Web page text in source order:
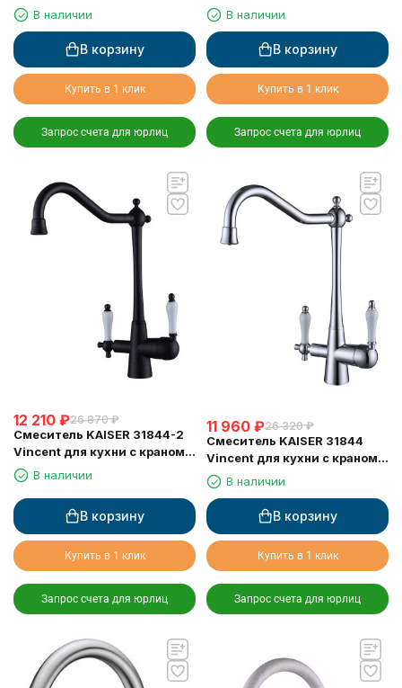
для питьевой воды, серый
мрамор
В наличии
В корзину
Купить в 1 клик
Запрос счета для юрлиц
для питьевой воды, хром
В наличии
В корзину
Купить в 1 клик
Запрос счета для юрлиц
12 210 ₽26 870 ₽
Смеситель KAISER 31844-2
Vincent для кухни с краном
для питьевой воды
В наличии
В корзину
Купить в 1 клик
Запрос счета для юрлиц
11 960 ₽26 320 ₽
Смеситель KAISER 31844
Vincent для кухни с краном
для питьевой воды
В наличии
В корзину
Купить в 1 клик
Запрос счета для юрлиц